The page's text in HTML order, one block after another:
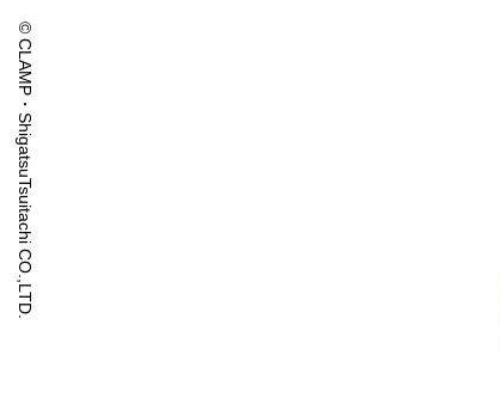
© CLAMP・ShigatsuTsuitachi CO.,LTD.